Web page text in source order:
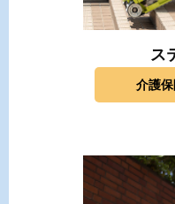
ス
介護